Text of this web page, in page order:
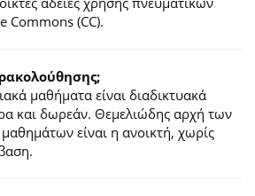
Commons (CC).
μαθήματα είναι διαδικτυακά
και δωρεάν. Θεμελιώδης αρχή των
είναι η ανοικτή, χωρίς